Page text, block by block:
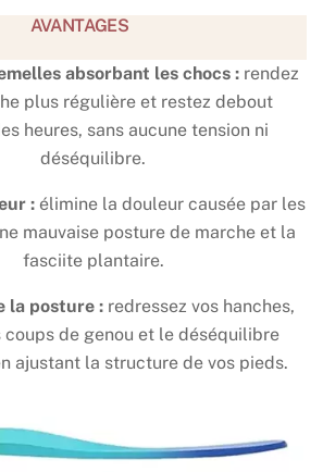
AVANTAGES
absorbant les chocs : rendez
plus régulière et restez debout
heures, sans aucune tension ni
déséquilibre.
:élimine la douleur causée par les
mauvaise posture de marche et la
fasciite plantaire.
la posture :redressez vos hanches,
coups de genou et le déséquilibre
ajustant la structure de vos pieds.